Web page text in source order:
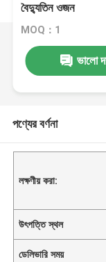
বৈদ্যুতিন ওজন
MOQ：1
ভালো
পণ্যের বর্ণনা
লক্ষণীয় করা:
উৎপত্তি স্থল
ডেলিভারি সময়